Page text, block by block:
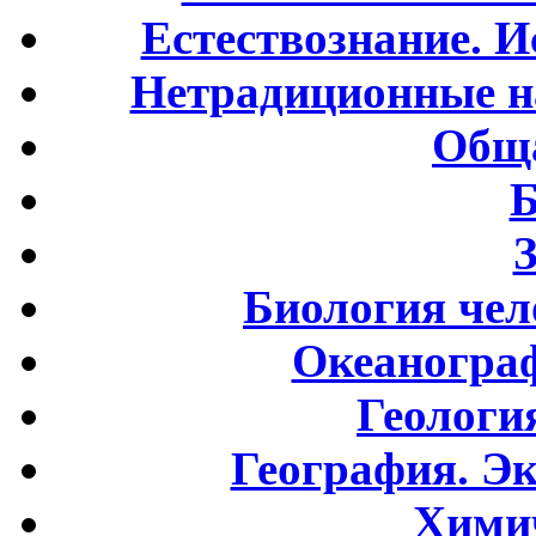
Естествознание.
Нетрадиционные
Биология
География.